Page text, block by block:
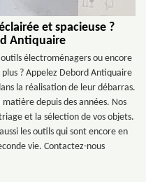
et spacieuse ?
Antiquaire
électroménagers ou encore
? Appelez Debord Antiquaire
la réalisation de leur débarras.
depuis des années. Nos
et la sélection de vos objets.
les outils qui sont encore en
vie. Contactez-nous